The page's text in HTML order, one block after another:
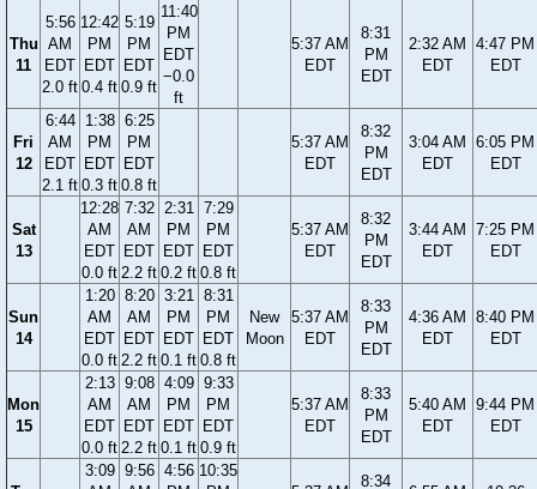
Thu
11
5:56
AM
EDT
2.0 ft
12:42
PM
EDT
0.4 ft
5:19
PM
EDT
0.9 ft
11:40
PM
EDT
−0.0
ft
5:37 AM
EDT
8:31
PM
EDT
2:32 AM
EDT
4:47 PM
EDT
Fri
12
6:44
AM
EDT
2.1 ft
1:38
PM
EDT
0.3 ft
6:25
PM
EDT
0.8 ft
5:37 AM
EDT
8:32
PM
EDT
3:04 AM
EDT
6:05 PM
EDT
Sat
13
12:28
AM
EDT
0.0 ft
7:32
AM
EDT
2.2 ft
2:31
PM
EDT
0.2 ft
7:29
PM
EDT
0.8 ft
5:37 AM
EDT
8:32
PM
EDT
3:44 AM
EDT
7:25 PM
EDT
Sun
14
1:20
AM
EDT
0.0 ft
8:20
AM
EDT
2.2 ft
3:21
PM
EDT
0.1 ft
8:31
PM
EDT
0.8 ft
New
Moon
5:37 AM
EDT
8:33
PM
EDT
4:36 AM
EDT
8:40 PM
EDT
Mon
15
2:13
AM
EDT
0.0 ft
9:08
AM
EDT
2.2 ft
4:09
PM
EDT
0.1 ft
9:33
PM
EDT
0.9 ft
5:37 AM
EDT
8:33
PM
EDT
5:40 AM
EDT
9:44 PM
EDT
3:09 9:56 4:56 10:35
8:34